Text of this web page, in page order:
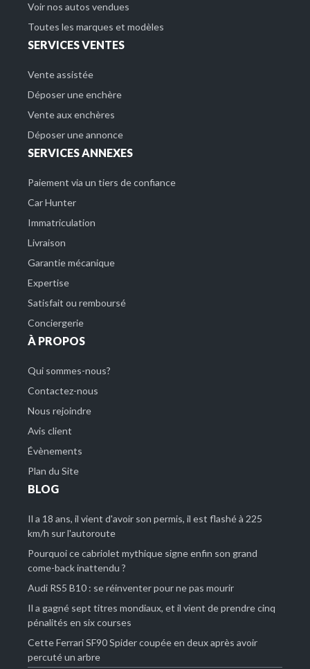
Voir nos autos vendues
Toutes les marques et modèles
SERVICES VENTES
Vente assistée
Déposer une enchère
Vente aux enchères
Déposer une annonce
SERVICES ANNEXES
Paiement via un tiers de confiance
Car Hunter
Immatriculation
Livraison
Garantie mécanique
Expertise
Satisfait ou remboursé
Conciergerie
À PROPOS
Qui sommes-nous?
Contactez-nous
Nous rejoindre
Avis client
Évènements
Plan du Site
BLOG
Il a 18 ans, il vient d'avoir son permis, il est flashé à 225
km/h sur l'autoroute
Pourquoi ce cabriolet mythique signe enfin son grand
come-back inattendu ?
Audi RS5 B10 : se réinventer pour ne pas mourir
Il a gagné sept titres mondiaux, et il vient de prendre cinq
pénalités en six courses
Cette Ferrari SF90 Spider coupée en deux après avoir
percuté un arbre